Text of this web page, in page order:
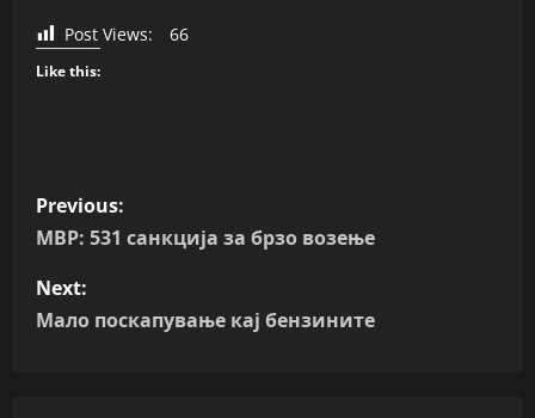
Post Views: 66
Like this:
P
o
s
Previous:
МВР: 531 санкција за брзо возење
Next:
Мало поскапување кај бензините